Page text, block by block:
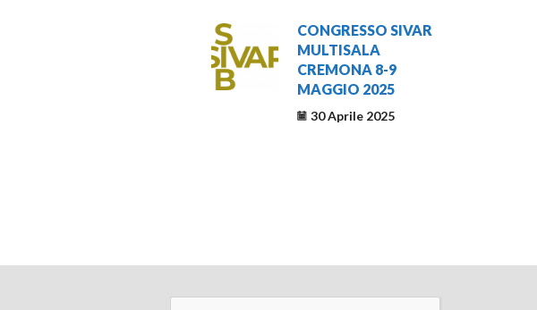
CONGRESSO SIVAR
MULTISALA
CREMONA 8-9
MAGGIO 2025
30 Aprile 2025